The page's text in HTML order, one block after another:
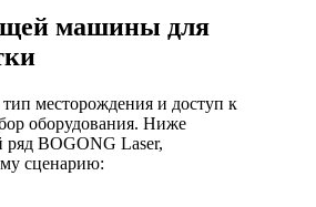
машины для
месторождения и доступ к
оборудования. Ниже
ряд BOGONG Laser,
сценарию: